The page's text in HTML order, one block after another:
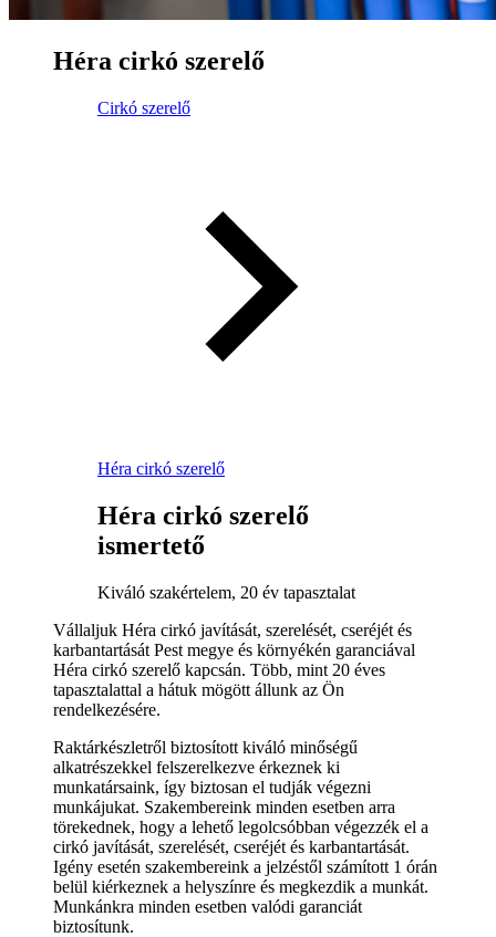
Héra cirkó szerelő
Cirkó szerelő
Héra cirkó szerelő
Héra cirkó szerelő
ismertető
Kiváló szakértelem, 20 év tapasztalat
Vállaljuk Héra cirkó javítását, szerelését, cseréjét és
karbantartását Pest megye és környékén garanciával
Héra cirkó szerelő kapcsán. Több, mint 20 éves
tapasztalattal a hátuk mögött állunk az Ön
rendelkezésére.
Raktárkészletről biztosított kiváló minőségű
alkatrészekkel felszerelkezve érkeznek ki
munkatársaink, így biztosan el tudják végezni
munkájukat. Szakembereink minden esetben arra
törekednek, hogy a lehető legolcsóbban végezzék el a
cirkó javítását, szerelését, cseréjét és karbantartását.
Igény esetén szakembereink a jelzéstől számított 1 órán
belül kiérkeznek a helyszínre és megkezdik a munkát.
Munkánkra minden esetben valódi garanciát
biztosítunk.